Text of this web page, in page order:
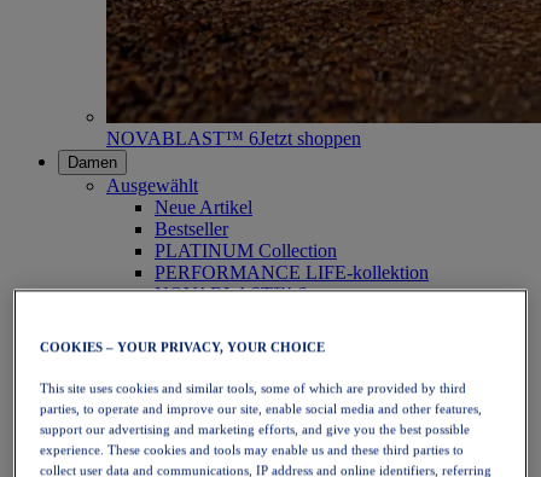
NOVABLAST™ 6Jetzt shoppen
Damen
Ausgewählt
Neue Artikel
Bestseller
PLATINUM Collection
PERFORMANCE LIFE-kollektion
NOVABLAST™ 6
Laufen
Trailrunning
Tennis
Volleyball
Handball
Padel
Korbball
COOKIES – YOUR PRIVACY, YOUR CHOICE
This site uses cookies and similar tools, some of which are provided by third
parties, to operate and improve our site, enable social media and other features,
support our advertising and marketing efforts, and give you the best possible
experience. These cookies and tools may enable us and these third parties to
collect user data and communications, IP address and online identifiers, referring